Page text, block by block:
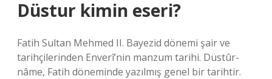
Düstur kimin eseri?
Fatih Sultan Mehmed II. Bayezid dönemi şair ve
tarihçilerinden Enverî’nin manzum tarihi. Düstûr-
nâme, Fatih döneminde yazılmış genel bir tarihtir.